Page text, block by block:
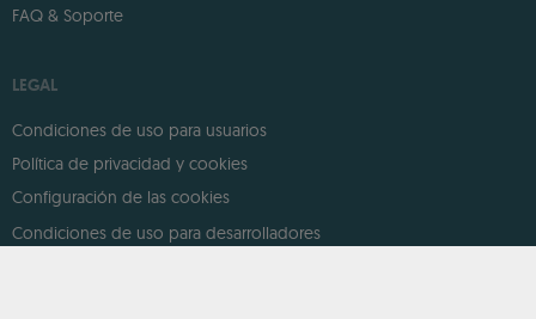
FAQ & Soporte
LEGAL
Condiciones de uso para usuarios
Política de privacidad y cookies
Configuración de las cookies
Condiciones de uso para desarrolladores